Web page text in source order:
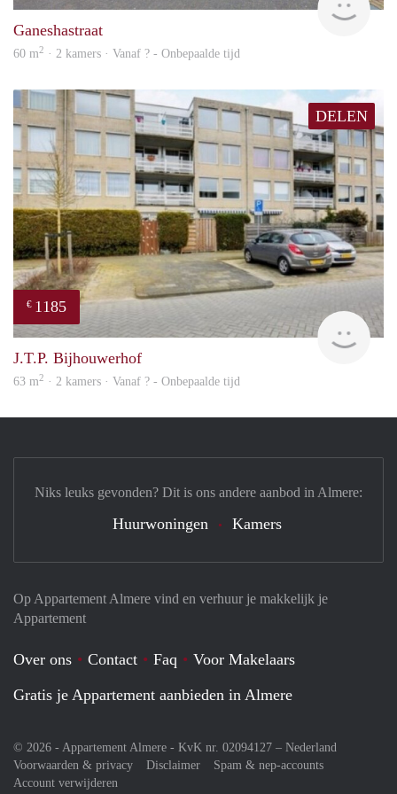
Ganeshastraat
60 m2 · 2 kamers · Vanaf ? - Onbepaalde tijd
DELEN
€ 1185
rent
J.T.P. Bijhouwerhof
63 m2 · 2 kamers · Vanaf ? - Onbepaalde tijd
Op Appartement Almere vind en verhuur je makkelijk je
Appartement
Over ons Contact Faq
Voor Makelaars
Gratis je Appartement aanbieden in Almere
© 2026 - Appartement Almere - KvK nr. 02094127 – Nederland
Voorwaarden & privacy
Disclaimer
Spam & nep-accounts
Account verwijderen
Niks leuks gevonden? Dit is ons andere aanbod in Almere:
Huurwoningen Kamers